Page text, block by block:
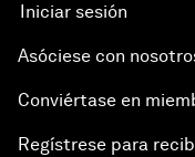
Iniciar sesión
Asóciese con
Conviértase en
Regístrese para